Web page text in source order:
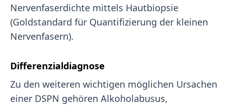
Nervenfaserdichte mittels Hautbiopsie
(Goldstandard für Quantifizierung der kleinen
Nervenfasern).
Differenzialdiagnose
Zu den weiteren wichtigen möglichen Ursachen
einer DSPN gehören Alkoholabusus,